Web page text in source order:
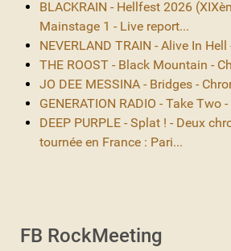
BLACKRAIN - Hellfest 2026
Mainstage 1 - Live report...
NEVERLAND TRAIN - Alive In
THE ROOST - Black Mountain -
JO DEE MESSINA - Bridges -
GENERATION RADIO - Take Two
DEEP PURPLE - Splat ! - Deux
tournée en France : Pari...
FB RockMeeting